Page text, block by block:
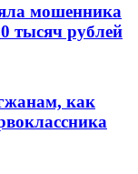
мошенника
тысяч рублей
как